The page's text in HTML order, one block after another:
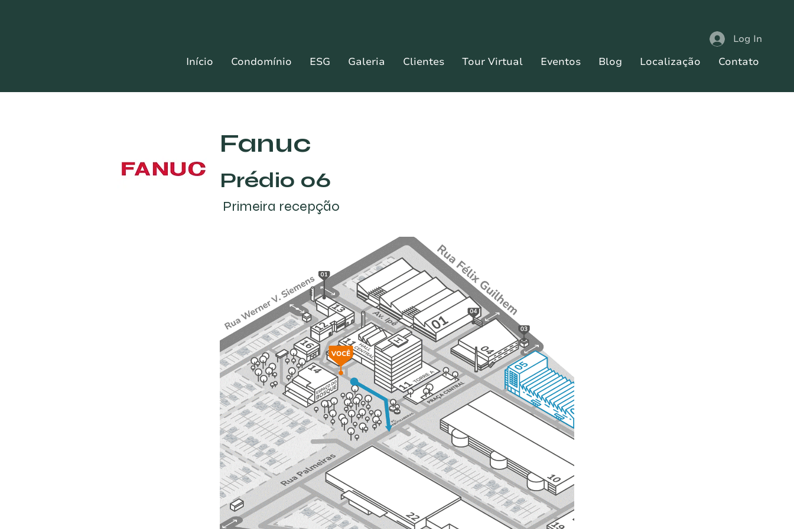
Log In
Início Condomínio ESG Galeria Clientes Tour Virtual Eventos Blog Localização Contato
Fanuc
Prédio 06
Primeira recepção